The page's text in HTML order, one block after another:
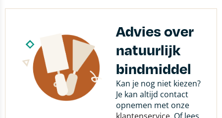
Advies over
natuurlijk
bindmiddel
Kan je nog niet kiezen?
Je kan altijd contact
opnemen met onze